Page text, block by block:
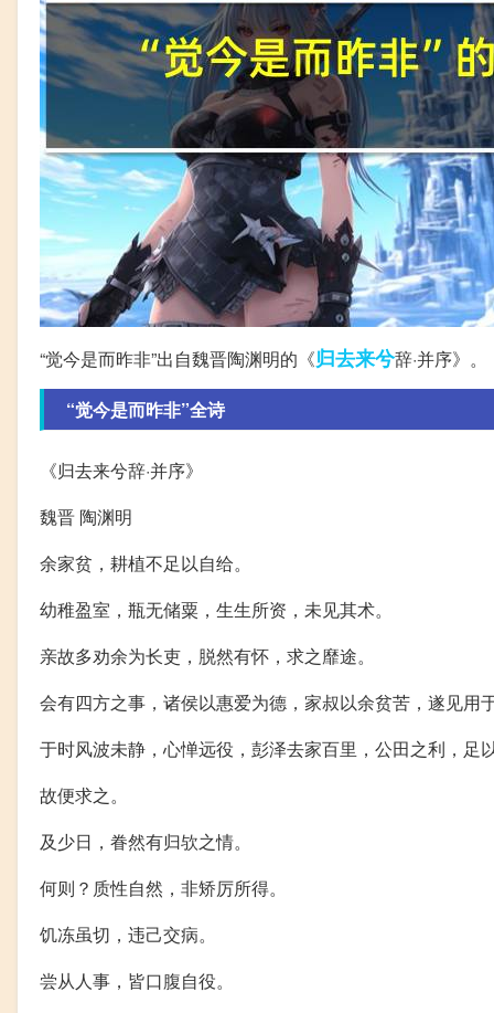
“觉今是而昨非”出自魏晋陶渊明的《归去来兮辞·并序》。
“觉今是而昨非”全诗
《归去来兮辞·并序》
魏晋 陶渊明
余家贫，耕植不足以自给。
幼稚盈室，瓶无储粟，生生所资，未见其术。
亲故多劝余为长吏，脱然有怀，求之靡途。
会有四方之事，诸侯以惠爱为德，家叔以余贫苦，遂见用于
于时风波未静，心惮远役，彭泽去家百里，公田之利，足以
故便求之。
及少日，眷然有归欤之情。
何则？质性自然，非矫厉所得。
饥冻虽切，违己交病。
尝从人事，皆口腹自役。